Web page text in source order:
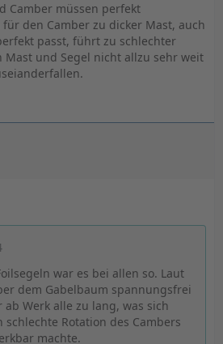
Camber müssen perfekt
den Camber zu dicker Mast, auch
passt, führt zu schlechter
Mast und Segel nicht allzu sehr weit
war es bei allen so. Laut
dem Gabelbaum spannungsfrei
ab Werk alle zu lang, was sich
Rotation des Cambers
machte.